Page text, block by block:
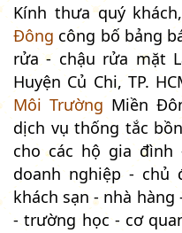
Kính thưa quý
Đông công bố bảng
rửa - chậu rửa mặt
Huyện Củ Chi, TP.
Môi Trường Miền
dịch vụ thống tắc
cho các hộ gia
doanh nghiệp -
khách sạn - nhà
- trường học - cơ